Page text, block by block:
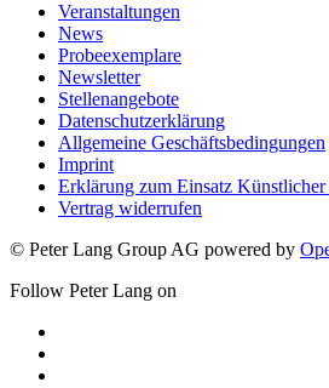
Veranstaltungen
News
Probeexemplare
Newsletter
Stellenangebote
Datenschutzerklärung
Allgemeine Geschäftsbedingungen
Imprint
Erklärung zum Einsatz
Vertrag widerrufen
© Peter Lang Group AG powered by
Follow Peter Lang on